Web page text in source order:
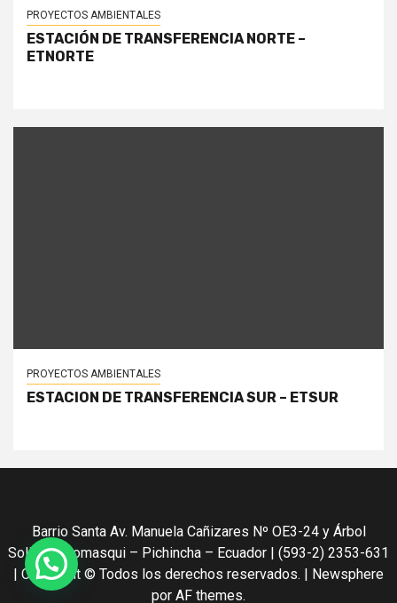
PROYECTOS AMBIENTALES
ESTACIÓN DE TRANSFERENCIA NORTE –
ETNORTE
PROYECTOS AMBIENTALES
ESTACION DE TRANSFERENCIA SUR – ETSUR
Barrio Santa Av. Manuela Cañizares Nº OE3-24 y Árbol
Solitario Pomasqui – Pichincha – Ecuador | (593-2) 2353-631
| Copyright © Todos los derechos reservados. | Newsphere
por AF themes.